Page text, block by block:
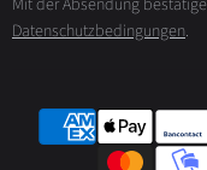
Mit der Absendung
Datenschutzbedingungen.